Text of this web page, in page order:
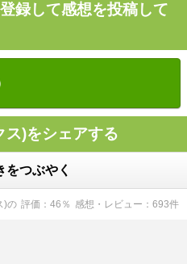
録して感想を投稿して
ス)をシェアする
をつぶやく
)の 評価 46 ％ 感想・レビュー 693件